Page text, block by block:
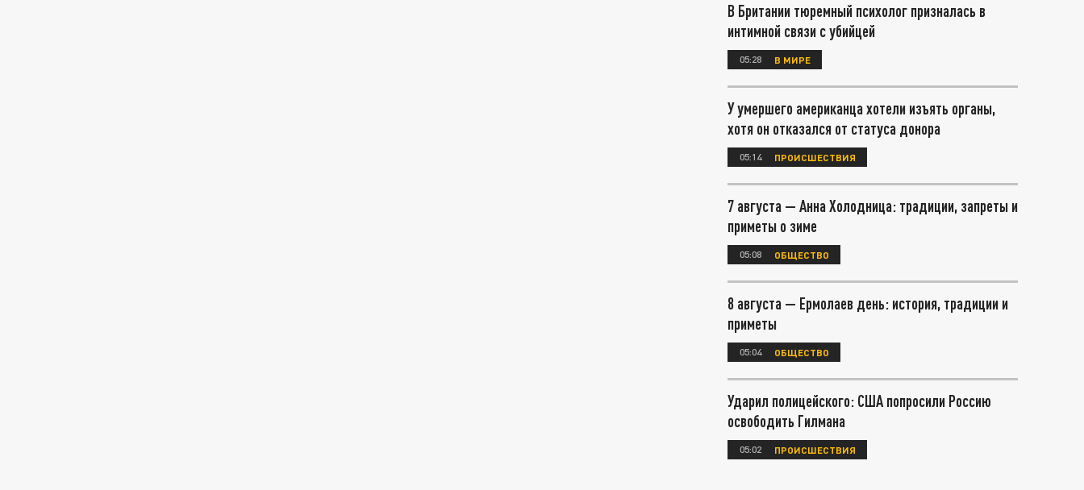
В Британии тюремный психолог призналась в
интимной связи с убийцей
05:28 В МИРЕ
У умершего американца хотели изъять органы,
хотя он отказался от статуса донора
05:14 ПРОИСШЕСТВИЯ
7 августа — Анна Холодница: традиции, запреты и
приметы о зиме
05:08 ОБЩЕСТВО
8 августа — Ермолаев день: история, традиции и
приметы
05:04 ОБЩЕСТВО
Ударил полицейского: США попросили Россию
освободить Гилмана
05:02 ПРОИСШЕСТВИЯ